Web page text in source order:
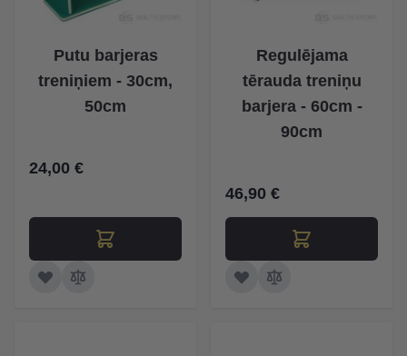
Putu barjeras
treniņiem - 30cm,
50cm
24,00 €
Regulējama
tērauda treniņu
barjera - 60cm -
90cm
46,90 €